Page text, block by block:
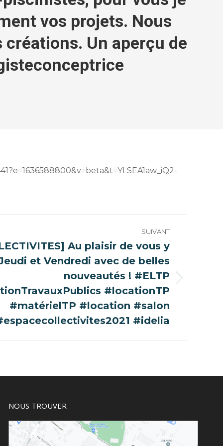
vos projets. Nous
Un aperçu de
SUIVANT
Au plaisir de vous y
et Vendredi avec de belles
nouveautés ! #ELTP
#locationTP
#matérielTP #location #salon
#idelia
NOUS TROUVER